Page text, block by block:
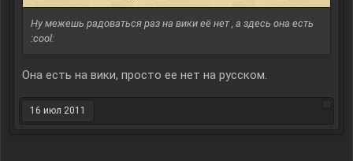
Ну межешь радоваться раз на вики её нет , а здесь она есть
:cool:
Она есть на вики, просто ее нет на русском.
16 июл 2011